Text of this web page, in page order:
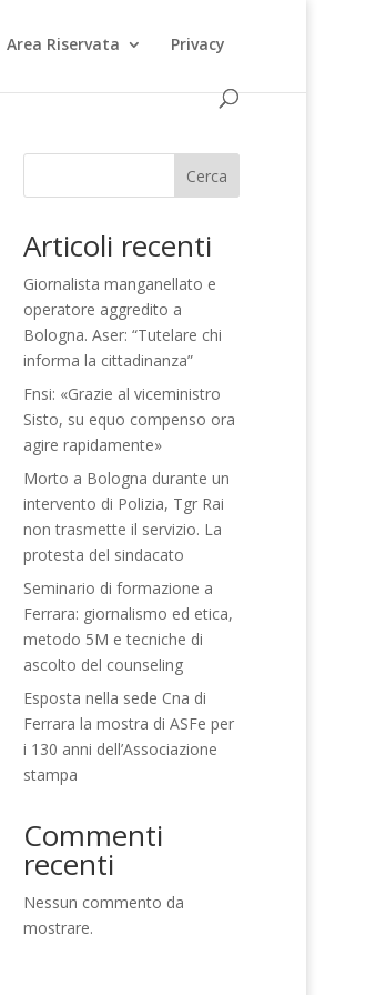
Area Riservata Privacy
Cerca
Articoli recenti
Giornalista manganellato e
operatore aggredito a
Bologna. Aser: “Tutelare chi
informa la cittadinanza”
Fnsi: «Grazie al viceministro
Sisto, su equo compenso ora
agire rapidamente»
Morto a Bologna durante un
intervento di Polizia, Tgr Rai
non trasmette il servizio. La
protesta del sindacato
Seminario di formazione a
Ferrara: giornalismo ed etica,
metodo 5M e tecniche di
ascolto del counseling
Esposta nella sede Cna di
Ferrara la mostra di ASFe per
i 130 anni dell’Associazione
stampa
Commenti
recenti
Nessun commento da
mostrare.